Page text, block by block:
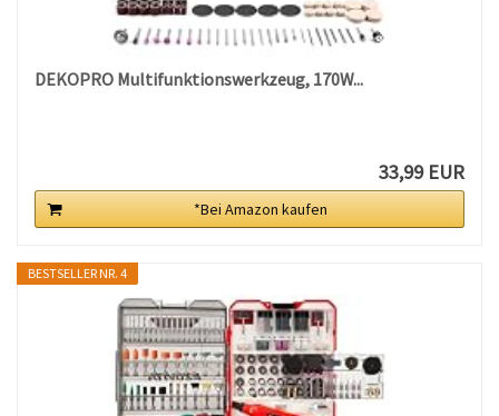
DEKOPRO Multifunktionswerkzeug, 170W...
33,99 EUR
*Bei Amazon kaufen
BESTSELLER NR. 4